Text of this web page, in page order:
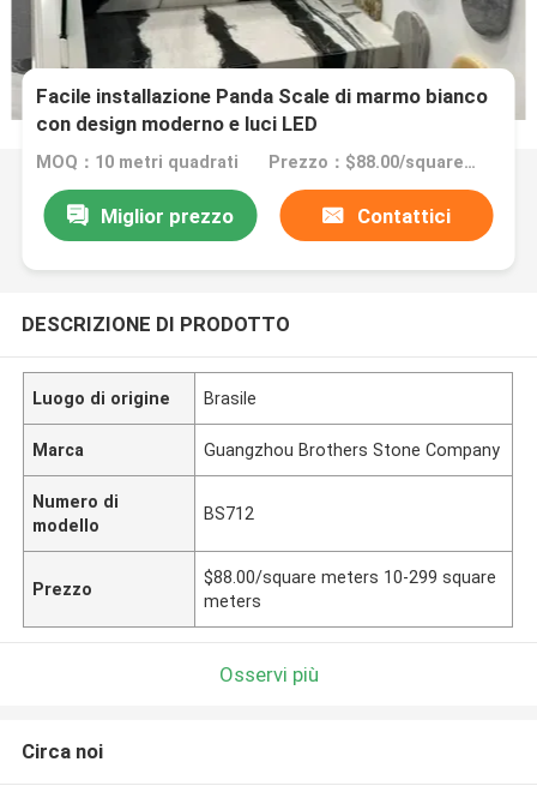
Facile installazione Panda Scale di marmo bianco
con design moderno e luci LED
MOQ：10 metri quadrati Prezzo：$88.00/square meters 10-299 square meters
Miglior prezzo Contattici
DESCRIZIONE DI PRODOTTO
Luogo di origine Brasile
Marca Guangzhou Brothers Stone Company
Numero di
modello
BS712
Prezzo
$88.00/square meters 10-299 square
meters
Osservi più
Circa noi